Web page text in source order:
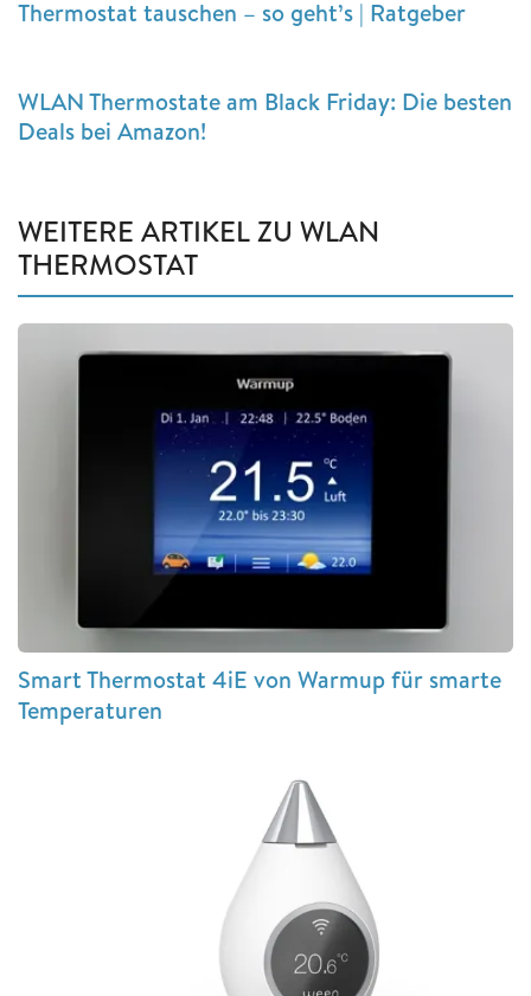
Thermostat tauschen – so geht’s | Ratgeber
WLAN Thermostate am Black Friday: Die besten
Deals bei Amazon!
WEITERE ARTIKEL ZU WLAN
THERMOSTAT
Smart Thermostat 4iE von Warmup für smarte
Temperaturen